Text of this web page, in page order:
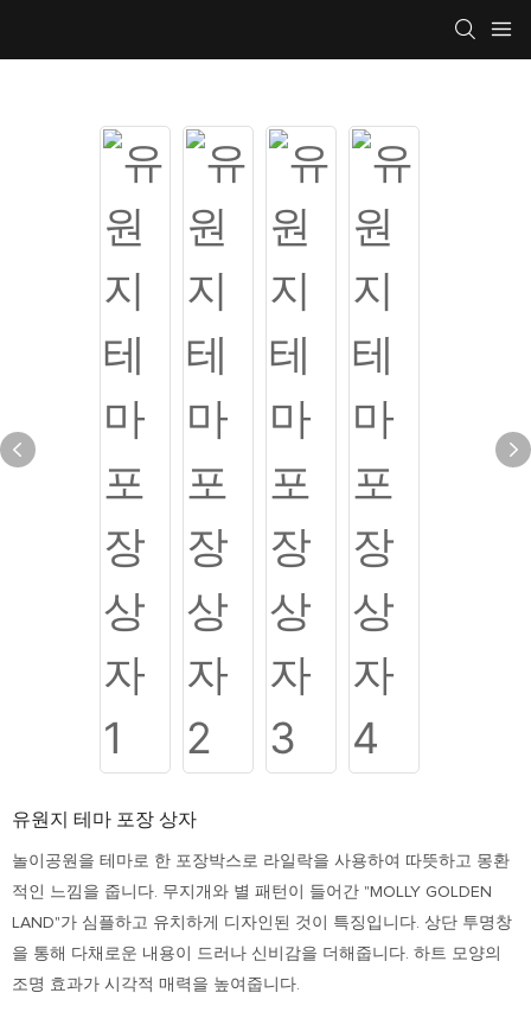
유원지 테마 포장 상자
놀이공원을 테마로 한 포장박스로 라일락을 사용하여 따뜻하고 몽환
적인 느낌을 줍니다. 무지개와 별 패턴이 들어간 "MOLLY GOLDEN
LAND"가 심플하고 유치하게 디자인된 것이 특징입니다. 상단 투명창
을 통해 다채로운 내용이 드러나 신비감을 더해줍니다. 하트 모양의
조명 효과가 시각적 매력을 높여줍니다.